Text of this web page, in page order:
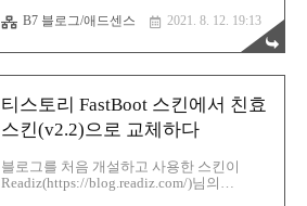
다. 그런데 이전과는 다른 메일을 받고 애드
센스를 확인해보았다. 역시나 '지급보류'라는
문구가 눈에 확 들어왔다. 내용은 미국에서
다는 것이었다. 매월 대부분의 수익은 한국
에서 발생하는 것이고, 미국에서 발생한 수
익은 거의 없었다. 적은 금액이라도 발생하
기 때문에 세금정보를 요구하는것 같다. 세
금정보 등록은 온라인으로 이루어지는데, 처
음이라 복잡하고 어려워보인다. 하지만 순서
대로 따라하면 쉽게 끝난다. 그리고 상황에
따라서 구글에서 추가서류를 요구하기도 한
B7 블로그/애드센스 2021. 8. 12. 19:13
티스토리 FastBoot 스킨에서 친효
스킨(v2.2)으로 교체하다
블로그를 처음 개설하고 사용한 스킨이
Readiz(https://blog.readiz.com/)님의